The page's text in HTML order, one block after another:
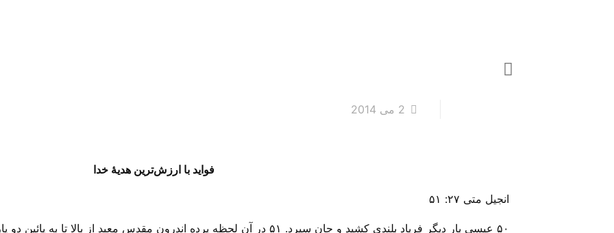
2 می 2014
فواید با ارزش‌ترین هدیهٔ خدا
انجیل متی ۲۷: ۵۱
۵۰ عیسی بار دیگر فریاد بلندی کشید و جان سپرد. ۵۱ در آن لحظه پرده اندرون مقدس معبد